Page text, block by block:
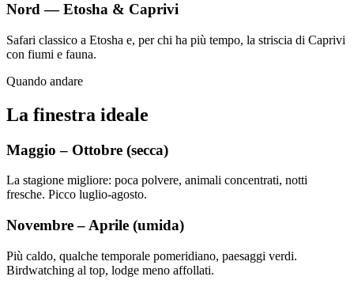
Nord — Etosha & Caprivi
Safari classico a Etosha e, per chi ha più tempo, la striscia di Caprivi
con fiumi e fauna.
Quando andare
La finestra ideale
Maggio – Ottobre (secca)
La stagione migliore: poca polvere, animali concentrati, notti
fresche. Picco luglio-agosto.
Novembre – Aprile (umida)
Più caldo, qualche temporale pomeridiano, paesaggi verdi.
Birdwatching al top, lodge meno affollati.